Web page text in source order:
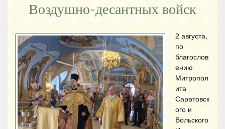
Воздушно-десантных войск
2 августа,
по
благослов
ению
Митропол
ита
Саратовск
ого и
Вольского